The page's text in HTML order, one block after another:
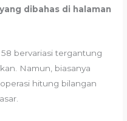
dibahas di halaman
bervariasi tergantung
Namun, biasanya
hitung bilangan